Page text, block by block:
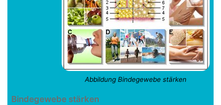
Abbildung Bindegewebe stärken
Bindegewebe stärken